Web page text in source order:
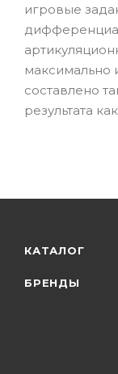
игровые
максимально
составлено
результата
КАТАЛОГ
БРЕНДЫ